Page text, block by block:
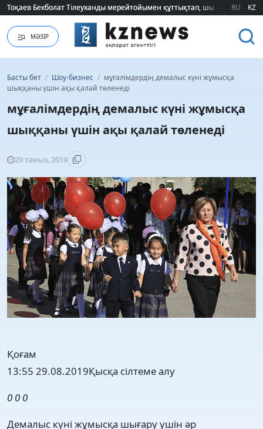
Тоқаев Бекболат Тілеуханды мерейтойымен құттықтап, шығармашылық
Тоқаев Бекболат Тілеуханды мерейтойымен құттықтап, шығармашылық
RU KZ
МӘЗІР
Басты бет / Шоу-бизнес / мұғалімдердің демалыс күні жұмысқа
шыққаны үшін ақы қалай төленеді
мұғалімдердің демалыс күні жұмысқа
шыққаны үшін ақы қалай төленеді
29 тамыз, 2019
Қоғам
13:55 29.08.2019Қысқа сілтеме алу
0 0 0
Демалыс күні жұмысқа шығару үшін әр